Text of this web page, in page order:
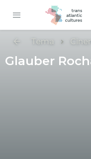
Tema
Glauber